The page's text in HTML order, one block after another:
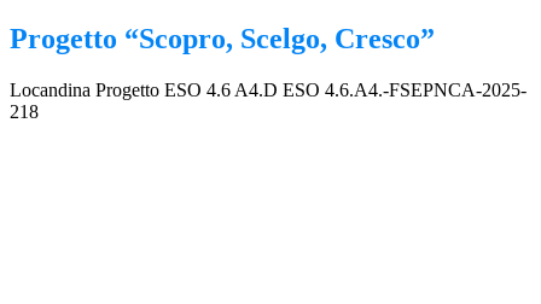
Progetto “Scopro, Scelgo, Cresco”
Locandina Progetto ESO 4.6 A4.D ESO 4.6.A4.-FSEPNCA-2025-
218